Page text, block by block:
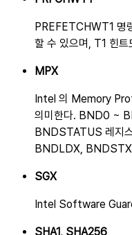
PREFETCHWT1 명
할 수 있으며, T1 힌트
MPX
Intel 의 Memory
의미한다. BND0 ~
BNDSTATUS 레지
BNDLDX, BNDSTX
SGX
Intel Software
SHA1, SHA256